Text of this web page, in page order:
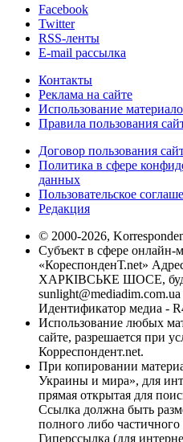
Facebook
Twitter
RSS-ленты
E-mail рассылка
Контакты
Реклама на сайте
Использование
Правила пользования
Договор пользования
Политика в сфере
данных
Пользовательское
Редакция
© 2000-2026,
Субъект в сфере онлайн-
«КореспонденТ.net»
ХАРКІВСЬКЕ ШОСЕ,
sunlight@mediadim.com.ua
Идентификатор медиа -
Использование любых
сайте, разрешается при
Корреспондент.net.
При копировании
Украины и мира», для
прямая открытая для
Ссылка должна быть
полного либо
Гиперссылка (для